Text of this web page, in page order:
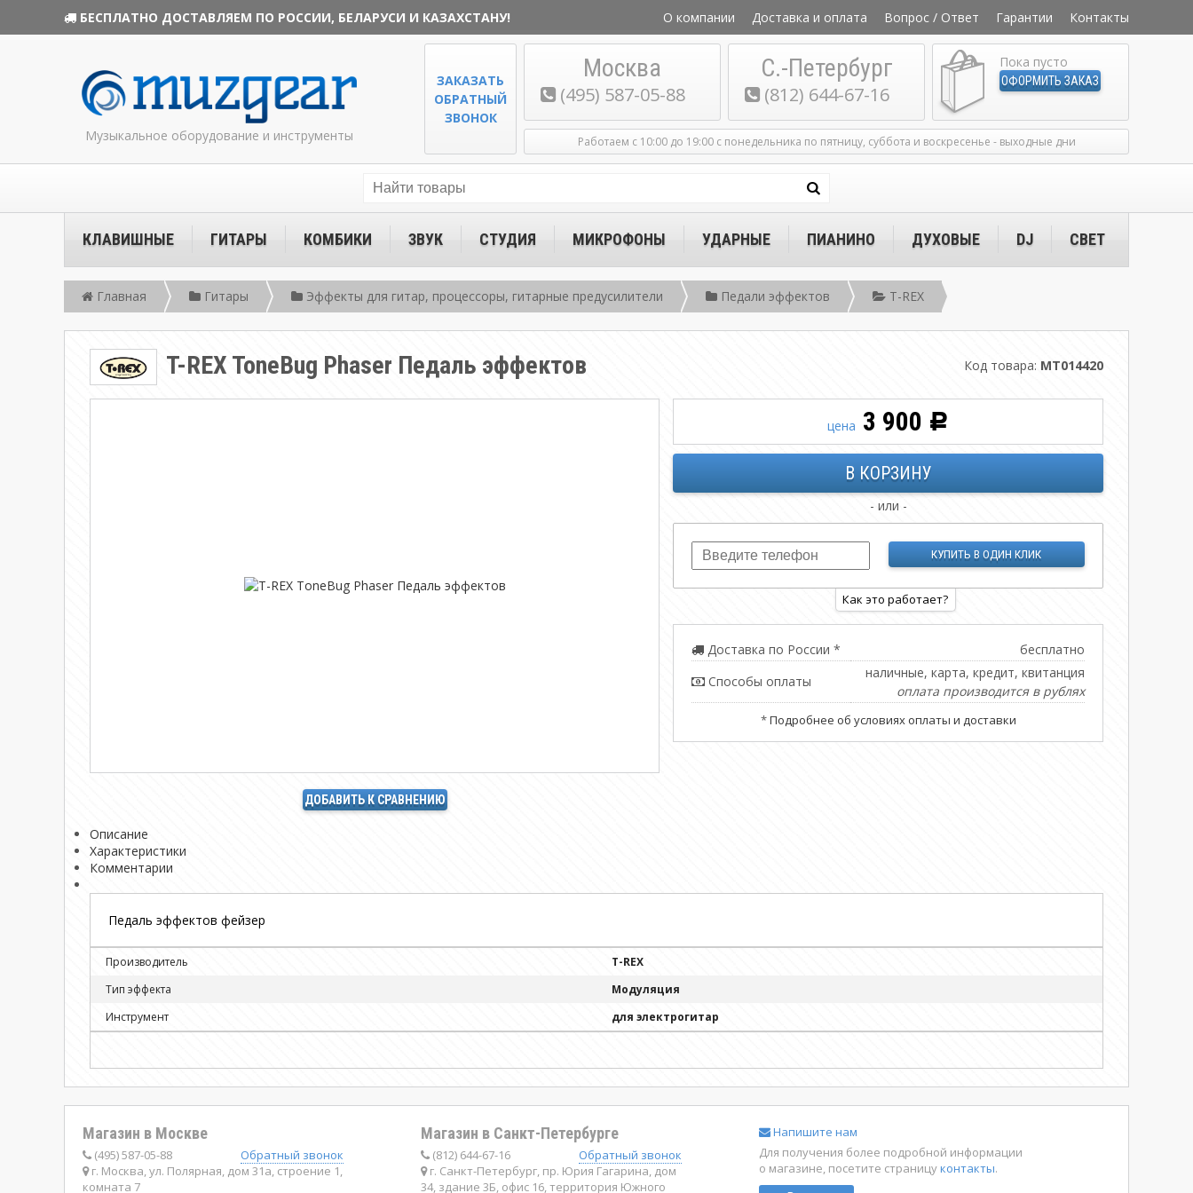
БЕСПЛАТНО ДОСТАВЛЯЕМ ПО РОССИИ, БЕЛАРУСИ И КАЗАХСТАНУ! О компании Доставка и оплата Вопрос / Ответ Гарантии Контакты
Музыкальное оборудование и инструменты
Москва
(495) 587-05-88
С.-Петербург
(812) 644-67-16
ЗАКАЗАТЬ
ОБРАТНЫЙ
ЗВОНОК
Пока пусто
ОФОРМИТЬ ЗАКАЗ
Работаем с 10:00 до 19:00 с понедельника по пятницу, суббота и воскресенье - выходные дни
КЛАВИШНЫЕ ГИТАРЫ КОМБИКИ ЗВУК СТУДИЯ МИКРОФОНЫ УДАРНЫЕ ПИАНИНО ДУХОВЫЕ DJ СВЕТ
Главная Гитары Эффекты для гитар, процессоры, гитарные предусилители Педали эффектов T-REX
T-REX ToneBug Phaser Педаль эффектов Код товара: MT014420
ДОБАВИТЬ К СРАВНЕНИЮ
цена 3 900 Р
- или -
Как это работает?
Доставка по России *
бесплатно
Способы оплаты
наличные, карта, кредит, квитанция
оплата производится в рублях
*Подробнее об условиях оплаты и доставки
Описание
Характеристики
Комментарии
Педаль эффектов фейзер
Производитель
T-REX
Тип эффекта
Модуляция
Инструмент
для электрогитар
Магазин в Москве
(495) 587-05-88
Обратный звонок
г. Москва, ул. Полярная, дом 31а, строение 1,
комната 7
Магазин в Санкт-Петербурге
(812) 644-67-16
Обратный звонок
г. Санкт-Петербург, пр. Юрия Гагарина, дом
34, здание 3Б, офис 16, территория Южного
Напишите нам
Для получения более подробной информации
о магазине, посетите страницуконтакты.